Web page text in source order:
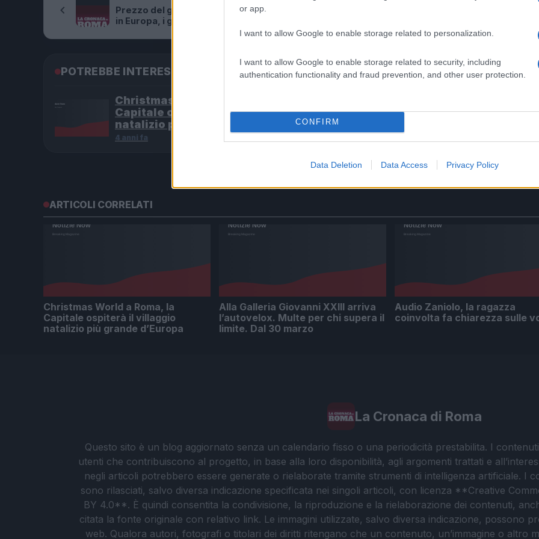
or app.
I want to allow Google to enable storage related to personalization.
I want to allow Google to enable storage related to security, including
authentication functionality and fraud prevention, and other user protection.
CONFIRM
Data Deletion Data Access Privacy Policy
Prezzo del gas alle stelle. Mai cosi caro
in Europa, i governi corrono ai ripari
aumenterà ?
POTREBBE INTERESSARTI
Christmas World a Roma, la
Capitale ospiterà il villaggio
natalizio più grande d’Europa
4 anni fa
arriva l’autovelox. Multe per
ARTICOLI CORRELATI
Christmas World a Roma, la
Capitale ospiterà il villaggio
natalizio più grande d’Europa
Alla Galleria Giovanni XXIII arriva
l’autovelox. Multe per chi supera il
limite. Dal 30 marzo
Audio Zaniolo, la ragazza
coinvolta fa chiarezza sulle
La Cronaca di Roma
Questo sito è un blog aggiornato senza un calendario fisso o una periodicità prestabilita. I
utenti che contribuiscono al progetto, in base alla loro disponibilità, agli argomenti trattati e
negli articoli potrebbero essere generate o rielaborate tramite strumenti di intelligenza artificiale. I
sono rilasciati, salvo diversa indicazione specificata nei singoli articoli, con licenza **Creative
BY 4.0**. È quindi consentita la condivisione, la riproduzione e la rielaborazione dei contenuti,
citata la fonte originale con relativo link. Le immagini utilizzate, salvo diversa indicazione, possono
web. Qualora autori, fotografi o titolari dei diritti ritengano che un contenuto, un’immagine o altro